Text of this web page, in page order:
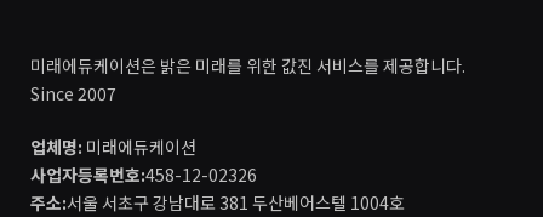
미래에듀케이션은 밝은 미래를 위한 값진 서비스를 제공합니다.
Since 2007
업체명: 미래에듀케이션
사업자등록번호:458-12-02326
주소:서울 서초구 강남대로 381 두산베어스텔 1004호